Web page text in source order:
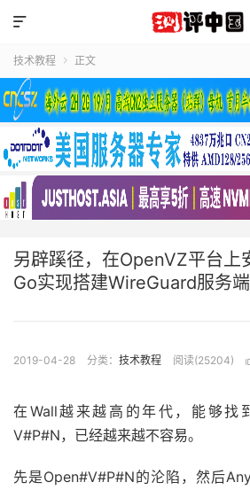

技术教程  正文
另辟蹊径，在OpenVZ平台上
Go实现搭建WireGuard服务端
2019-04-28 分类： 技术教程 阅读(25204)
在Wall越来越高的年代，能够找
V#P#N，已经越来越不容易。
先是Open#V#P#N的沦陷，然后